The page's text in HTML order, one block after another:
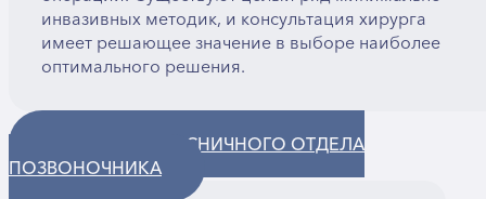
инвазивных методик, и консультация хирурга
имеет решающее значение в выборе наиболее
оптимального решения.
ХИРУРГИЯ ПОЯСНИЧНОГО ОТДЕЛА
ПОЗВОНОЧНИКА